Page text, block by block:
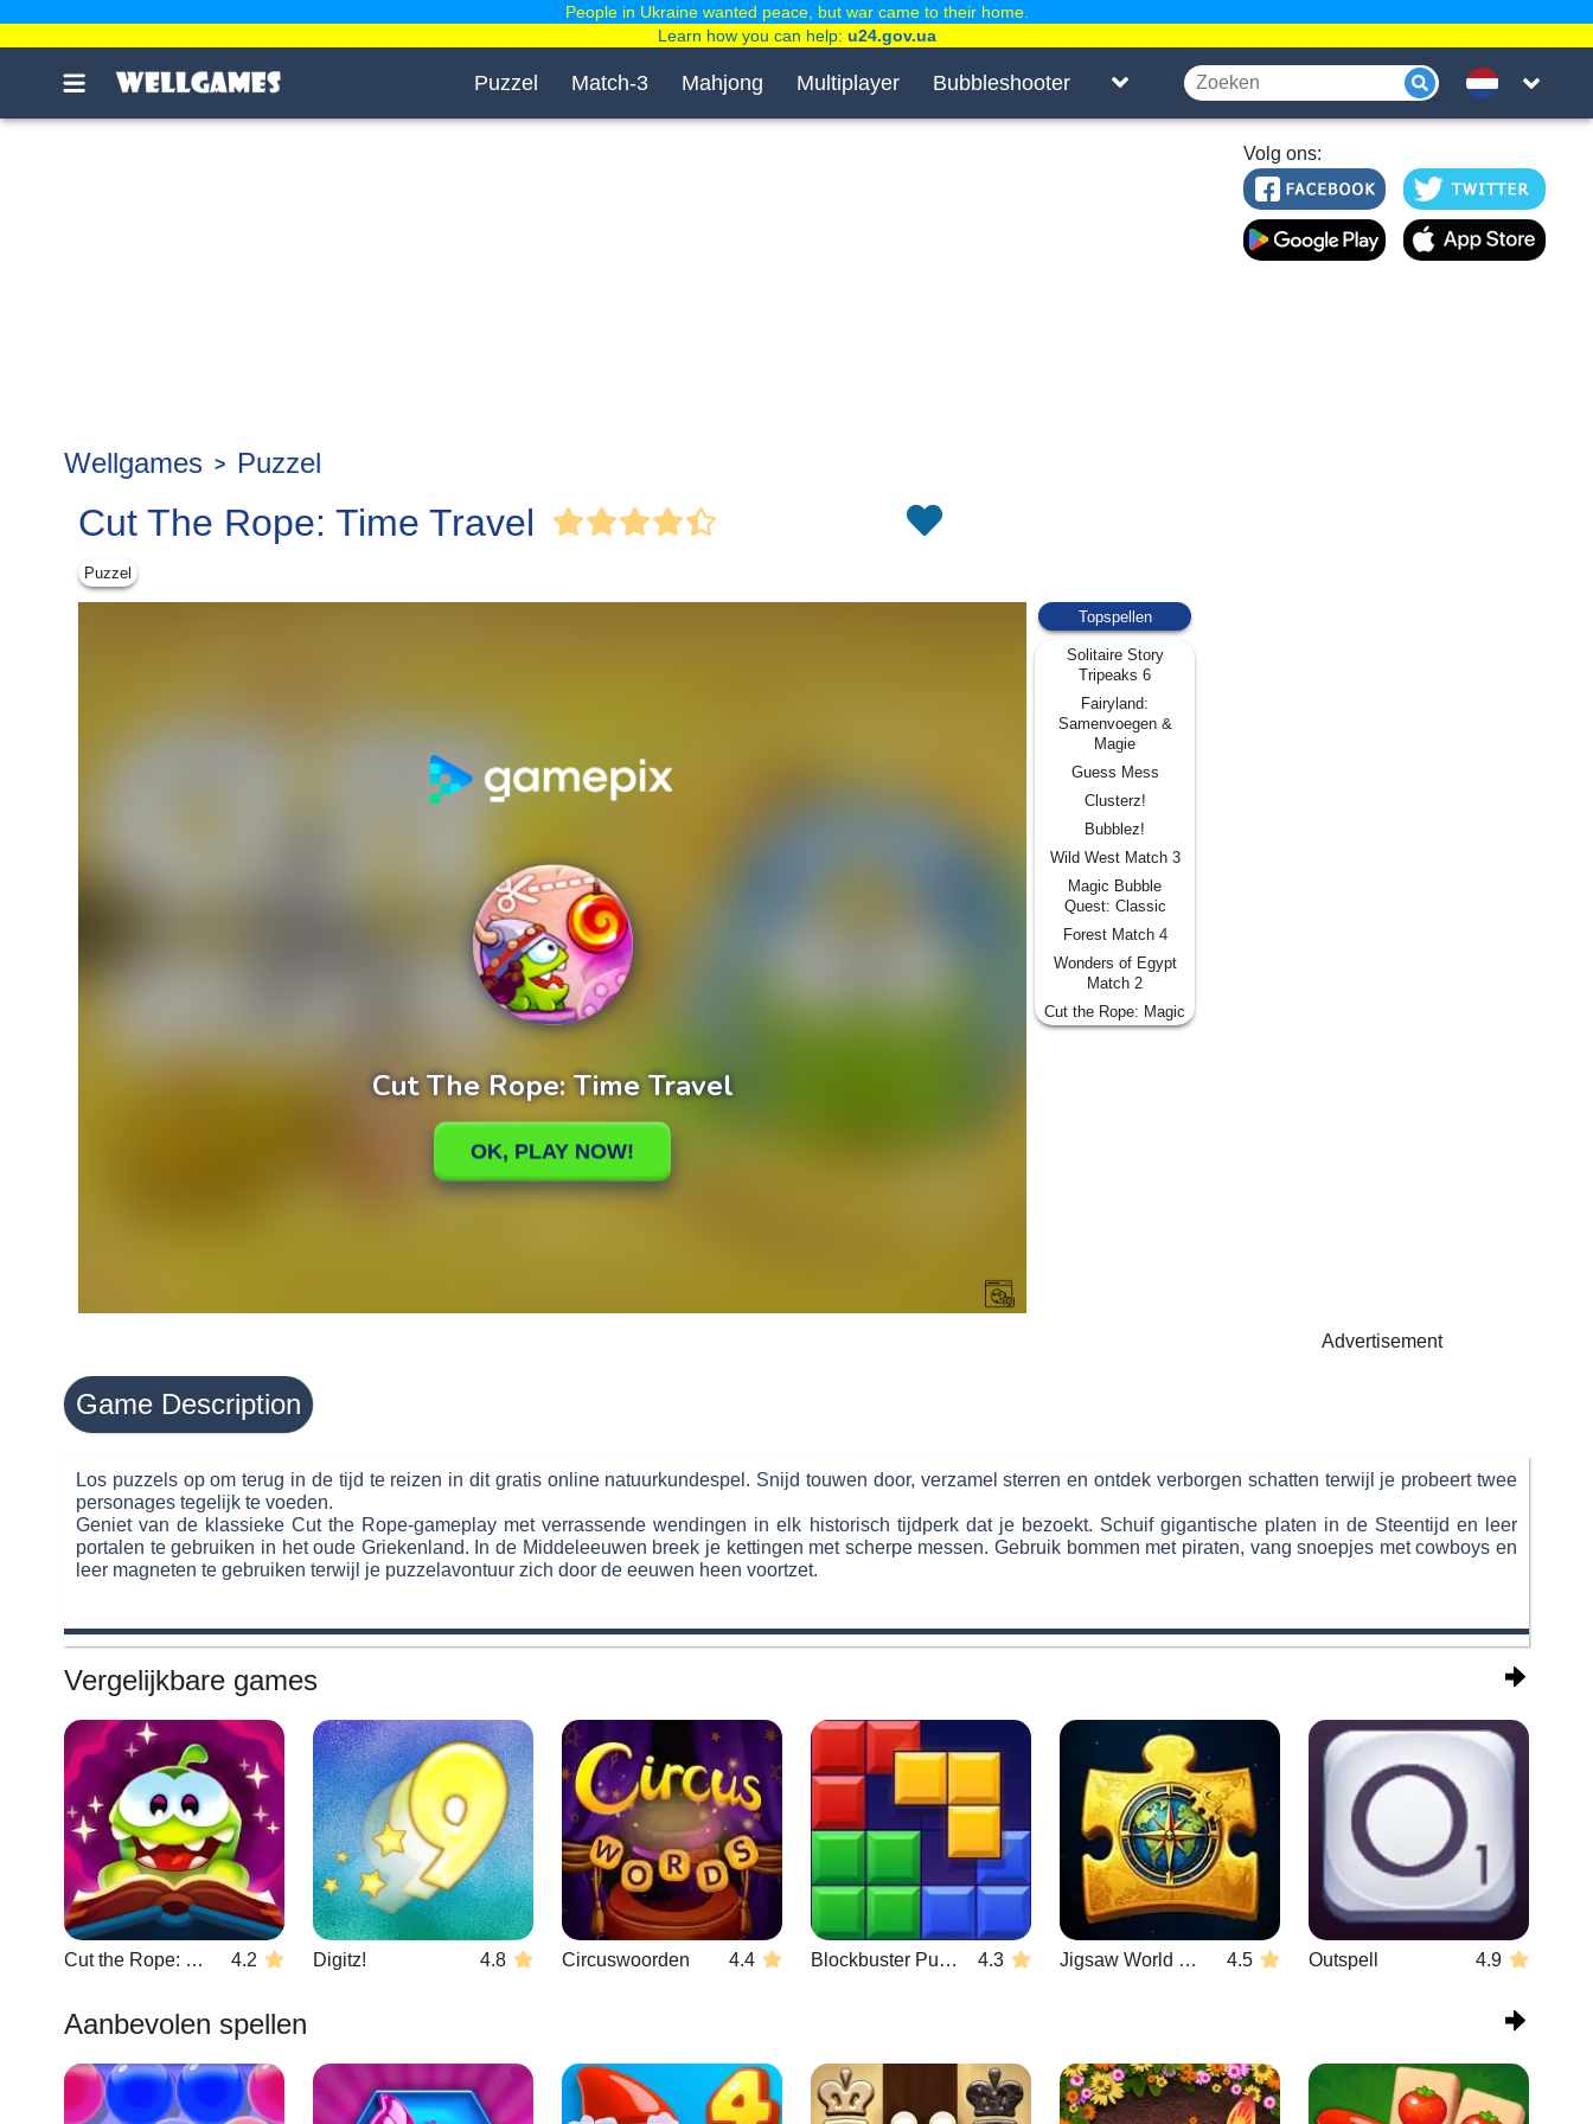
Puzzel Match-3 Mahjong Multiplayer Bubbleshooter
Volg ons:
Wellgames Puzzel
Cut The Rope: Time Travel
Puzzel
Topspellen
Solitaire Story
Tripeaks 6
Fairyland:
Samenvoegen &
Magie
Guess Mess
Clusterz!
Bubblez!
Wild West Match 3
Magic Bubble
Quest: Classic
Forest Match 4
Wonders of Egypt
Match 2
Cut the Rope: Magic
Advertisement
Game Description
Los puzzels op om terug in de tijd te reizen in dit gratis online natuurkundespel. Snijd touwen door, verzamel sterren en ontdek verborgen schatten terwijl je probeert twee
personages tegelijk te voeden.
Geniet van de klassieke Cut the Rope-gameplay met verrassende wendingen in elk historisch tijdperk dat je bezoekt. Schuif gigantische platen in de Steentijd en leer
portalen te gebruiken in het oude Griekenland. In de Middeleeuwen breek je kettingen met scherpe messen. Gebruik bommen met piraten, vang snoepjes met cowboys en
leer magneten te gebruiken terwijl je puzzelavontuur zich door de eeuwen heen voortzet.
Vergelijkbare games
Cut the Rope: Magic 4.2 Digitz! 4.8 Circuswoorden 4.4 Blockbuster Puzzle 4.3 Jigsaw World Challenge 4.5 Outspell 4.9
Aanbevolen spellen
People in Ukraine wanted peace, but war came to their home.
Learn how you can help: u24.gov.ua